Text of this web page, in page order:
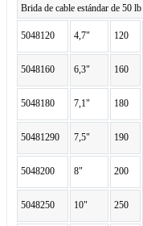
Brida de cable estándar de 50 lb
5048120 4,7" 120
5048160 6,3" 160
5048180 7,1" 180
50481290 7,5" 190
5048200 8" 200
5048250 10" 250